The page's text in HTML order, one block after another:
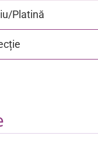
Platină